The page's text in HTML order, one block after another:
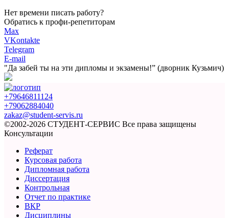
Нет времени писать работу?
Обратись к профи-репетиторам
Max
VKontakte
Telegram
E-mail
"Да забей ты на эти дипломы и экзамены!” (дворник Кузьмич)
+79646811124
+79062884040
zakaz@student-servis.ru
©2002-2026 СТУДЕНТ-СЕРВИС Все права защищены
Консультации
Реферат
Курсовая работа
Дипломная работа
Диссертация
Контрольная
Отчет по практике
ВКР
Дисциплины